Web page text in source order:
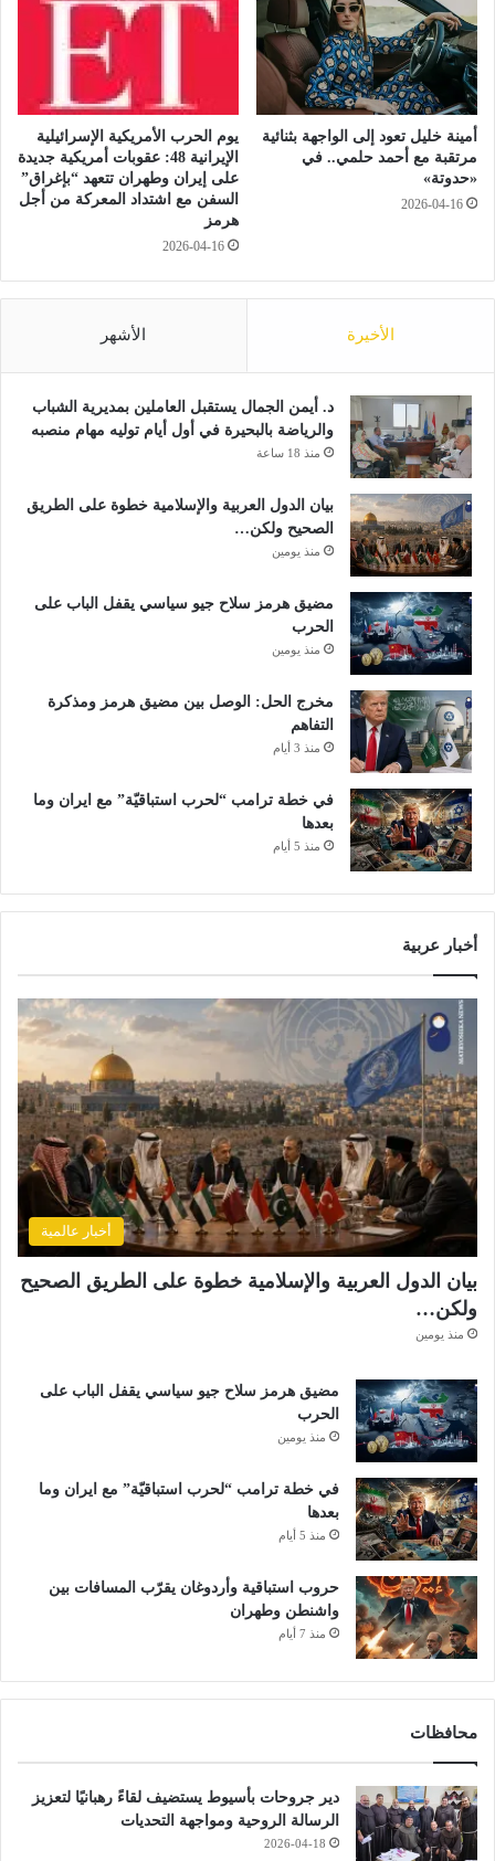
ب
ه
س
و
ا
ء
د
ر
ي
ح
ق
ق
ت
ق
ل
ق
و
ا
.
.
س
ن
ر
ب
ي
د
و
ر
ي
أمينة خليل تعود إلى الواجهة بثنائية
مرتقبة مع أحمد حلمي.. في
«حدوتة»
2026-04-16
يوم الحرب الأمريكية الإسرائيلية
الإيرانية 48: عقوبات أمريكية جديدة
على إيران وطهران تتعهد “بإغراق”
السفن مع اشتداد المعركة من أجل
هرمز
2026-04-16
الأخيرة الأشهر
د. أيمن الجمال يستقبل العاملين بمديرية الشباب
والرياضة بالبحيرة في أول أيام توليه مهام منصبه
منذ 18 ساعة
بيان الدول العربية والإسلامية خطوة على الطريق
الصحيح ولكن…
منذ يومين
مضيق هرمز سلاح جيو سياسي يقفل الباب على
الحرب
منذ يومين
مخرج الحل: الوصل بين مضيق هرمز ومذكرة
التفاهم
منذ 3 أيام
في خطة ترامب “لحرب استباقيّة” مع ايران وما
بعدها
منذ 5 أيام
أخبار عربية
أخبار عالمية
بيان الدول العربية والإسلامية خطوة على الطريق الصحيح
ولكن…
منذ يومين
مضيق هرمز سلاح جيو سياسي يقفل الباب على
الحرب
منذ يومين
في خطة ترامب “لحرب استباقيّة” مع ايران وما
بعدها
منذ 5 أيام
حروب استباقية وأردوغان يقرّب المسافات بين
واشنطن وطهران
منذ 7 أيام
محافظات
دير جروحات بأسيوط يستضيف لقاءً رهبانيًا لتعزيز
الرسالة الروحية ومواجهة التحديات
2026-04-18